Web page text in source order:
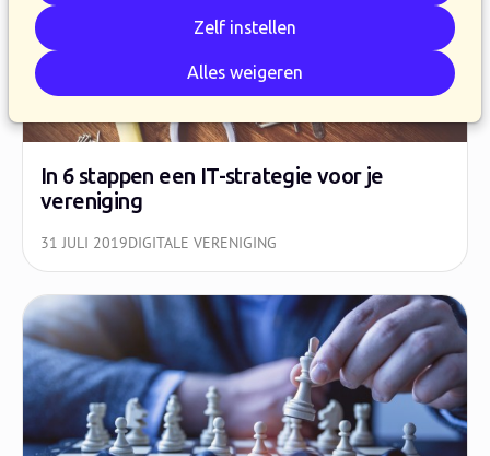
Zelf instellen
Alles weigeren
In 6 stappen een IT-strategie voor je
vereniging
31 JULI 2019DIGITALE VERENIGING